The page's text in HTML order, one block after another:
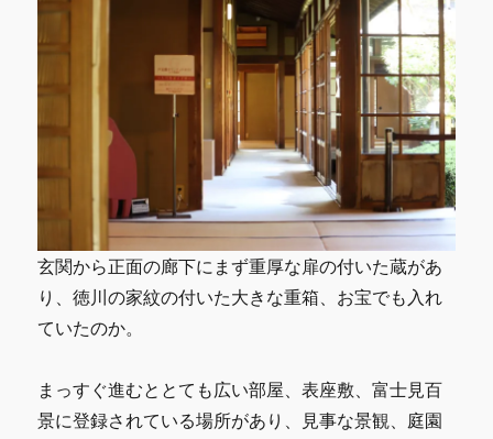
玄関から正面の廊下にまず重厚な扉の付いた蔵があ
り、徳川の家紋の付いた大きな重箱、お宝でも入れ
ていたのか。
まっすぐ進むととても広い部屋、表座敷、富士見百
景に登録されている場所があり、見事な景観、庭園